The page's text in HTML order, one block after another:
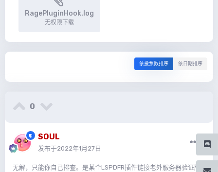
RagePluginHook.log
无权限下载
依投票数排序 依日期排序
0
SOUL
发布于2022年1月27日
无解，只能你自己排查。是某个LSPDFR插件链接老外服务器验证版